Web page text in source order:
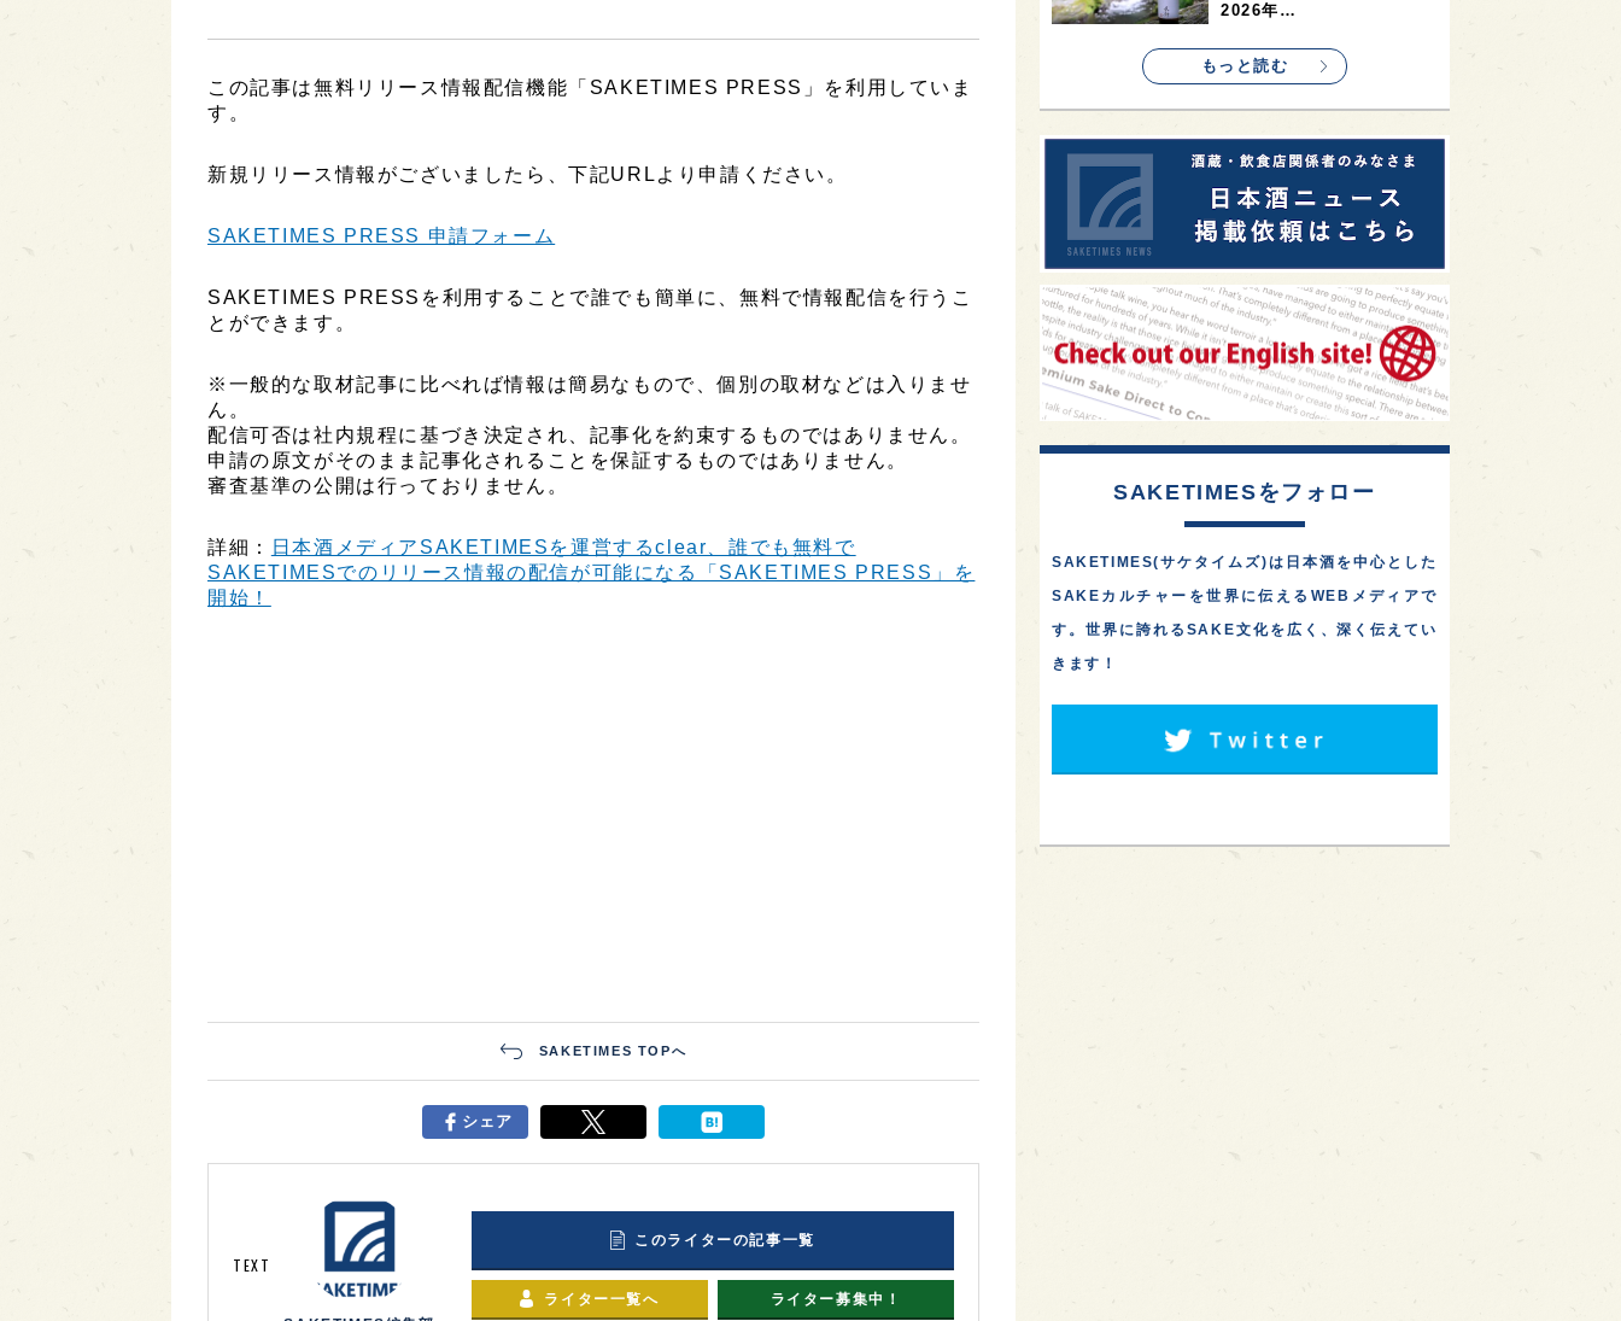
この記事は無料リリース情報配信機能「SAKETIMES PRESS」を利用していま
す。
新規リリース情報がございましたら、下記URLより申請ください。
SAKETIMES PRESS 申請フォーム
SAKETIMES PRESSを利用することで誰でも簡単に、無料で情報配信を行うこ
とができます。
※一般的な取材記事に比べれば情報は簡易なもので、個別の取材などは入りませ
ん。
配信可否は社内規程に基づき決定され、記事化を約束するものではありません。
申請の原文がそのまま記事化されることを保証するものではありません。
審査基準の公開は行っておりません。
詳細：
日本酒メディアSAKETIMESを運営するclear、誰でも無料で
SAKETIMESでのリリース情報の配信が可能になる「SAKETIMES PRESS」を
開始！
SAKETIMES TOPへ
シェア
TEXT
このライターの記事一覧
ライター一覧へ ライター募集中！
saketimes_image_4 1
2026年…
もっと読む
SAKETIMESをフォロー
SAKETIMES(サケタイムズ)は日本酒を中心とした
SAKEカルチャーを世界に伝えるWEBメディアで
す。世界に誇れるSAKE文化を広く、深く伝えてい
きます！